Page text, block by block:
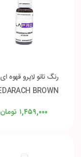
رنگ تاتو لاپرو قهوه
BROWN
تومان ۱,۴۵۹,۰۰۰